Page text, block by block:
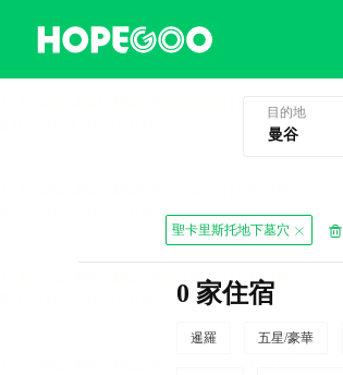
目的地
聖卡里斯托地下墓穴
0 家住宿
暹羅 五星/豪華